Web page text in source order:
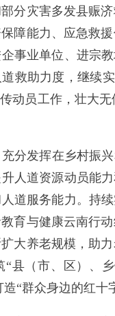
分灾害多发县赈
障能力、应急救
事业单位、进宗
救助力度，继续
动员工作，壮大
分发挥在乡村振
人道资源动员能
道服务能力。持
育与健康云南行
大养老规模，助
县（市、区）、
“群众身边的红十